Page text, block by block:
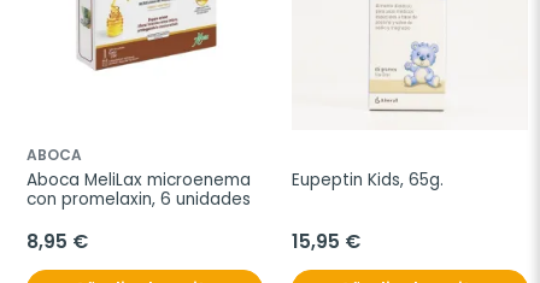
ABOCA
Aboca MeliLax microenema
con promelaxin, 6 unidades
8,95 €
Eupeptin Kids, 65g.
15,95 €